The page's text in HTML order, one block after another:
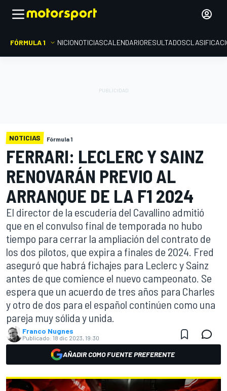
FÓRMULA 1 INICIONOTICIASCALENDARIORESULTADOS
NOTICIAS Fórmula 1
FERRARI: LECLERC Y SAINZ
RENOVARÁN PREVIO AL
ARRANQUE DE LA F1 2024
El director de la escudería del Cavallino admitió
que en el convulso final de temporada no hubo
tiempo para cerrar la ampliación del contrato de
los dos pilotos, que expira a finales de 2024. Fred
aseguró que habrá fichajes para Leclerc y Sainz
antes de que comience el nuevo campeonato. Se
espera que un acuerdo de tres años para Charles
y otro de dos para el español continúen como una
pareja muy sólida y unida.
Franco Nugnes
Publicado: 18 dic 2023, 19:30
AÑADIR COMO FUENTE PREFERENTE